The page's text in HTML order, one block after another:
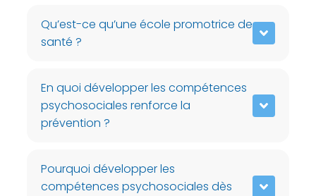
Qu’est-ce qu’une école promotrice de
santé ?
En quoi développer les compétences
psychosociales renforce la
prévention ?
Pourquoi développer les
compétences psychosociales dès